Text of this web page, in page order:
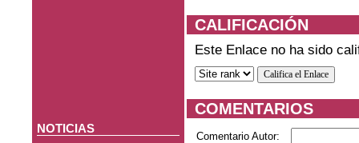
NOTICIAS
CALIFICACIÓN
Este Enlace no ha sido
COMENTARIOS
Comentario Autor: